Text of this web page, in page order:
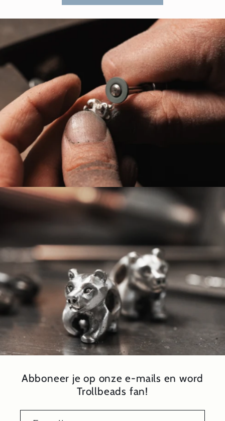
Abboneer je op onze e-mails en word
Trollbeads fan!